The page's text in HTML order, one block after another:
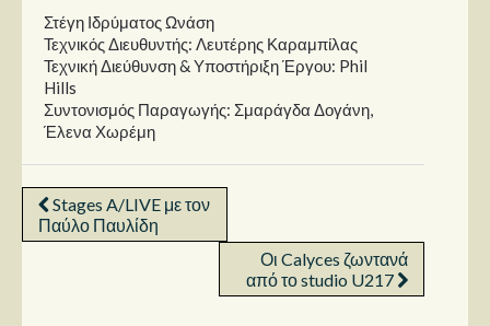
Στέγη Ιδρύματος Ωνάση
Τεχνικός Διευθυντής: Λευτέρης Καραμπίλας
Τεχνική Διεύθυνση & Υποστήριξη Έργου: Phil
Hills
Συντονισμός Παραγωγής: Σμαράγδα Δογάνη,
Έλενα Χωρέμη
Stages A/LIVE με τον
Παύλο Παυλίδη
Οι Calyces ζωντανά
από το studio U217